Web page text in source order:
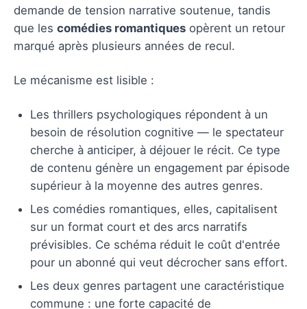
demande de tension narrative soutenue, tandis
que les comédies romantiques opèrent un retour
marqué après plusieurs années de recul.
Le mécanisme est lisible :
Les thrillers psychologiques répondent à un
besoin de résolution cognitive — le spectateur
cherche à anticiper, à déjouer le récit. Ce type
de contenu génère un engagement par épisode
supérieur à la moyenne des autres genres.
Les comédies romantiques, elles, capitalisent
sur un format court et des arcs narratifs
prévisibles. Ce schéma réduit le coût d'entrée
pour un abonné qui veut décrocher sans effort.
Les deux genres partagent une caractéristique
commune : une forte capacité de